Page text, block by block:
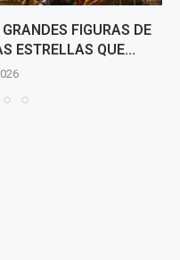
FIGURAS DE
ESTRELLAS QUE...